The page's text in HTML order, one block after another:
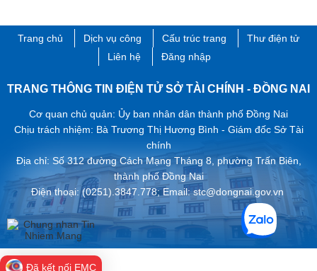
Trang chủ Dịch vụ công Cấu trúc trang
Thư điện tử
Liên hệ
Đăng nhập
TRANG THÔNG TIN ĐIỆN TỬ SỞ TÀI CHÍNH - ĐỒNG NAI
Cơ quan chủ quản: Ủy ban nhân dân thành phố Đồng Nai
Chịu trách nhiệm: Bà Trương Thị Hương Bình - Giám đốc Sở Tài
chính
Địa chỉ: Số 312 đường Cách Mạng Tháng 8, phường Trấn Biên,
thành phố ​Đồng Nai
Điện thoại: (0251).3847.778; Email: stc@dongnai.gov.vn ​
Đã kết nối EMC